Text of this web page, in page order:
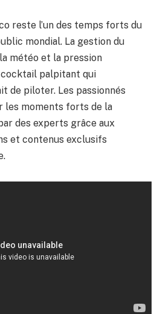
reste l’un des temps forts du
mondial. La gestion du
météo et la pression
palpitant qui
de piloter. Les passionnés
les moments forts de la
des experts grâce aux
et contenus exclusifs